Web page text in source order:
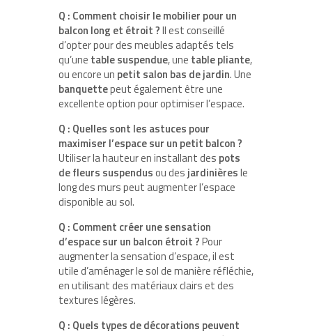
Q : Comment choisir le mobilier pour un
balcon long et étroit ?Il est conseillé
d’opter pour des meubles adaptés tels
qu’une table suspendue, une table pliante,
ou encore un petit salon bas de jardin. Une
banquettepeut également être une
excellente option pour optimiser l’espace.
Q : Quelles sont les astuces pour
maximiser l’espace sur un petit balcon ?
Utiliser la hauteur en installant des pots
de fleurs suspendusou des jardinièresle
long des murs peut augmenter l’espace
disponible au sol.
Q : Comment créer une sensation
d’espace sur un balcon étroit ?Pour
augmenter la sensation d’espace, il est
utile d’aménager le sol de manière réfléchie,
en utilisant des matériaux clairs et des
textures légères.
Q : Quels types de décorations peuvent